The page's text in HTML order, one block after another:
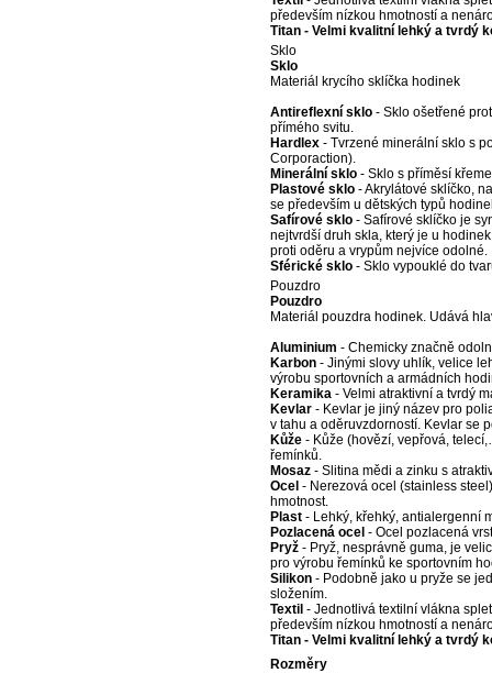
především nízkou hmotností a
Titan - Velmi kvalitní lehký a tvrdý
Sklo
Sklo
Materiál krycího sklíčka hodinek
Antireflexní sklo - Sklo ošetřené
přímého svitu.
Hardlex - Tvrzené minerální sklo s
Corporaction).
Minerální sklo - Sklo s příměsí
Plastové sklo - Akrylátové sklíčko,
se především u dětských typů
Safírové sklo - Safírové sklíčko je
nejtvrdší druh skla, který je u
proti oděru a vrypům nejvíce odolné.
Sférické sklo - Sklo vypouklé do
Pouzdro
Pouzdro
Materiál pouzdra hodinek. Udává
Aluminium - Chemicky značně
Karbon - Jinými slovy uhlík, velice
výrobu sportovních a armádních
Keramika - Velmi atraktivní a tvrdý
Kevlar - Kevlar je jiný název pro
v tahu a oděruvzdorností. Kevlar se
Kůže - Kůže (hovězí, vepřová,
řemínků.
Mosaz - Slitina mědi a zinku s
Ocel - Nerezová ocel (stainless
hmotnost.
Plast - Lehký, křehký, antialergenní
Pozlacená ocel - Ocel pozlacená
Pryž - Pryž, nesprávně guma, je
pro výrobu řemínků ke sportovním
Silikon - Podobně jako u pryže se
složením.
Textil - Jednotlivá textilní vlákna
především nízkou hmotností a
Titan - Velmi kvalitní lehký a tvrdý
Rozměry